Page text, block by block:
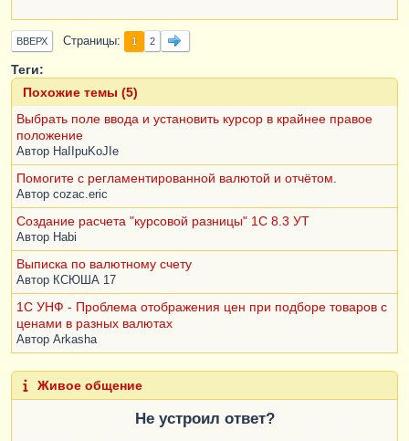
ВВЕРХ Страницы 1 2
Теги:
Похожие темы (5)
Выбрать поле ввода и установить курсор в крайнее правое
положение
Автор HaIIpuKoJIe
Помогите с регламентированной валютой и отчётом.
Автор cozac.eric
Создание расчета "курсовой разницы" 1С 8.3 УТ
Автор Habi
Выписка по валютному счету
Автор КСЮША 17
1С УНФ - Проблема отображения цен при подборе товаров с
ценами в разных валютах
Автор Arkasha
Живое общение
Не устроил ответ?